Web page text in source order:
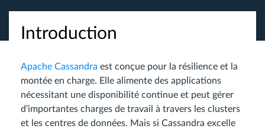
Introduction
Apache Cassandra est conçue pour la résilience et la
montée en charge. Elle alimente des applications
nécessitant une disponibilité continue et peut gérer
d’importantes charges de travail à travers les clusters
et les centres de données. Mais si Cassandra excelle